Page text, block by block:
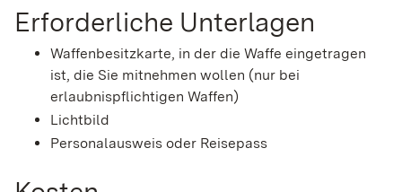
Erforderliche Unterlagen
Waffenbesitzkarte, in der die Waffe eingetragen
ist, die Sie mitnehmen wollen (nur bei
erlaubnispflichtigen Waffen)
Lichtbild
Personalausweis oder Reisepass